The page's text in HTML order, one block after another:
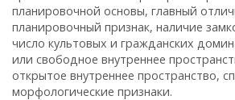
планировочной основы, главный
планировочный признак, наличие
число культовых и гражданских
или свободное внутреннее
открытое внутреннее пространство,
морфологические признаки.